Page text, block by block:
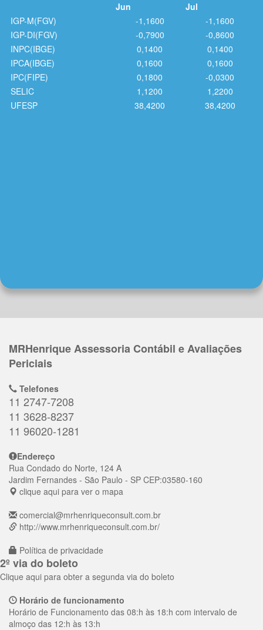
Jun
Jul
IGP-M(FGV)
-1,1600
-1,1600
IGP-DI(FGV)
-0,7900
-0,8600
INPC(IBGE)
0,1400
0,1400
IPCA(IBGE)
0,1600
0,1600
IPC(FIPE)
0,1800
-0,0300
SELIC
1,1200
1,2200
UFESP
38,4200 38,4200
MRHenrique Assessoria Contábil e Avaliações
Periciais
Telefones
11 2747-7208
11 3628-8237
11 96020-1281
Endereço
Rua Condado do Norte, 124 A
Jardim Fernandes - São Paulo - SP CEP:03580-160
clique aqui para ver o mapa
comercial@mrhenriqueconsult.com.br
http://www.mrhenriqueconsult.com.br/
Política de privacidade
2º via do boleto
Clique aqui para obter a segunda via do boleto
Horário de funcionamento
Horário de Funcionamento das 08:h às 18:h com intervalo de
almoço das 12:h às 13:h